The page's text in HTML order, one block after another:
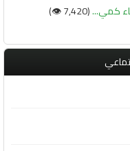
كمي...(7,420 👁️)